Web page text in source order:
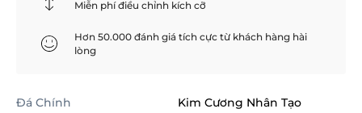
Miễn phí điều chỉnh kích cỡ
Hơn 50.000 đánh giá tích cực từ khách hàng hài
lòng
Đá Chính
Kim Cương Nhân Tạo